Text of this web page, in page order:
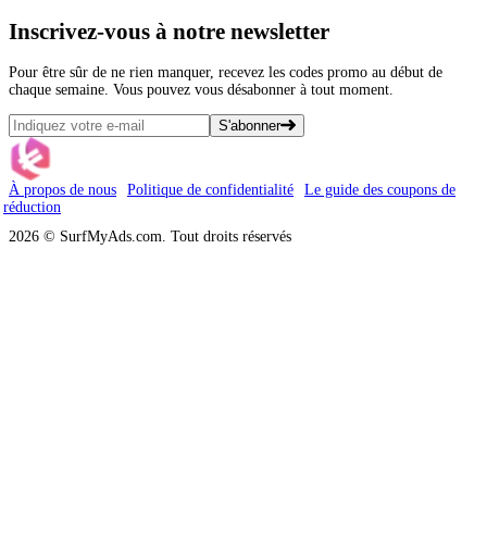
Inscrivez-vous à notre newsletter
Pour être sûr de ne rien manquer, recevez les codes promo au début de
chaque semaine. Vous pouvez vous désabonner à tout moment.
S'abonner
À propos de nous Politique de confidentialité
Le guide des coupons de
réduction
2026 © SurfMyAds.com. Tout droits réservés